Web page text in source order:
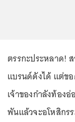
ตรรกะประหลาด!
แบรนด์ดังได้ แต่ข
เจ้าของกำลังท้อง
พันแล้วจะอโหสิกร